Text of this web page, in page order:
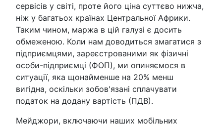
сервісів у світі, проте його ціна суттєво нижча,
ніж у багатьох країнах Центральної Африки.
Таким чином, маржа в цій галузі є досить
обмеженою. Коли нам доводиться змагатися з
підприємцями, зареєстрованими як фізичні
особи-підприємці (ФОП), ми опиняємося в
ситуації, яка щонайменше на 20% менш
вигідна, оскільки зобов'язані сплачувати
податок на додану вартість (ПДВ).
Мейджори, включаючи наших мобільних